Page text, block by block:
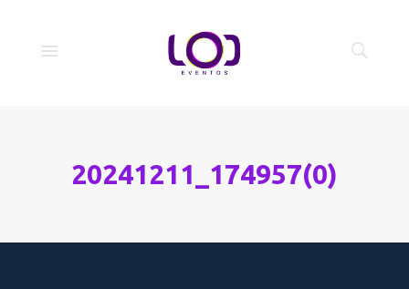
20241211_174957(0)